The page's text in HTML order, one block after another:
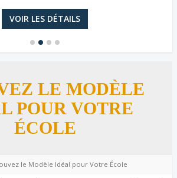
VOIR LES DÉTAILS
LE MODÈLE
POUR VOTRE
ÉCOLE
le Modèle Idéal pour Votre École